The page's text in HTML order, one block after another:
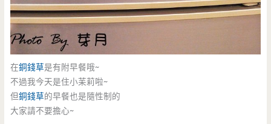
在銅錢草是有附早餐哦~
不過我今天是住小苿莉啦~
但銅錢草的早餐也是隨性制的
大家請不要擔心~